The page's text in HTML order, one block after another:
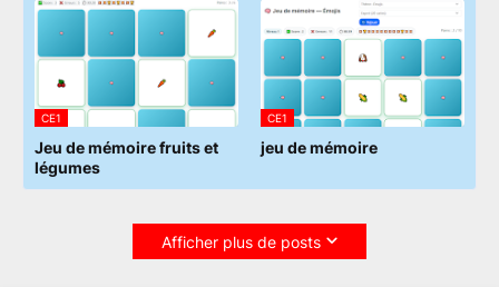
CE1
Jeu de mémoire fruits et
légumes
CE1
jeu de mémoire
Afficher plus de posts